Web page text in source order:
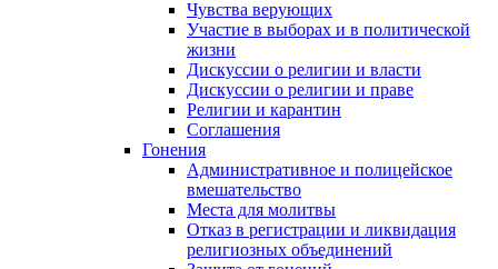
Чувства верующих
Участие в выборах и в политической
жизни
Дискуссии о религии и власти
Дискуссии о религии и праве
Религии и карантин
Соглашения
Гонения
Административное и полицейское
вмешательство
Места для молитвы
Отказ в регистрации и ликвидация
религиозных объединений